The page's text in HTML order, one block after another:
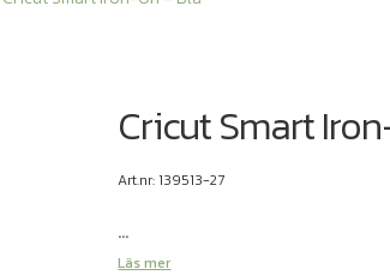
Cricut Smart
Art.nr: 139513-27
...
Läs mer